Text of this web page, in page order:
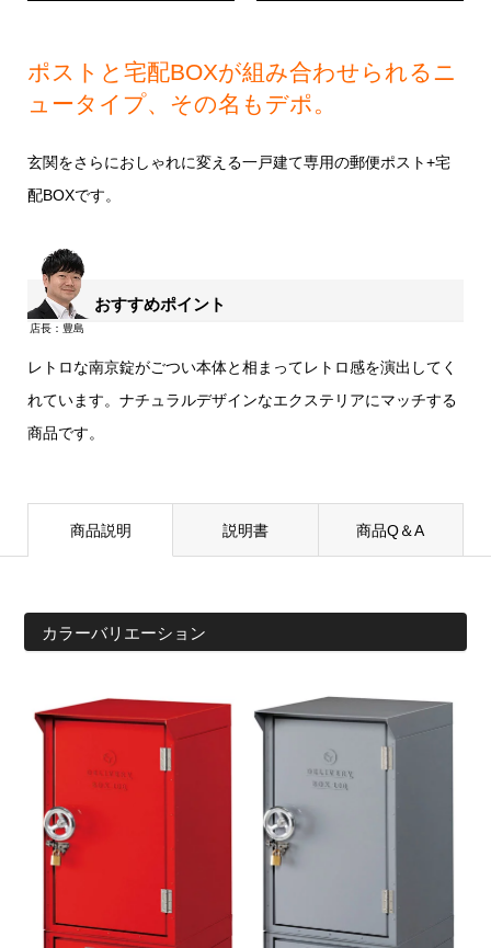
ポストと宅配BOXが組み合わせられるニ
ュータイプ、その名もデポ。
玄関をさらにおしゃれに変える一戸建て専用の郵便ポスト+宅
配BOXです。
おすすめポイント
レトロな南京錠がごつい本体と相まってレトロ感を演出してく
れています。ナチュラルデザインなエクステリアにマッチする
商品です。
商品説明 説明書 商品Q＆A
カラーバリエーション